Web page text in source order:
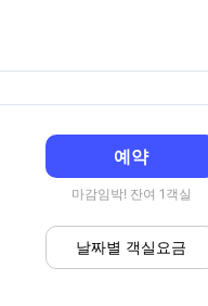
예약
마감임박! 잔여 1객실
날짜별 객실요금